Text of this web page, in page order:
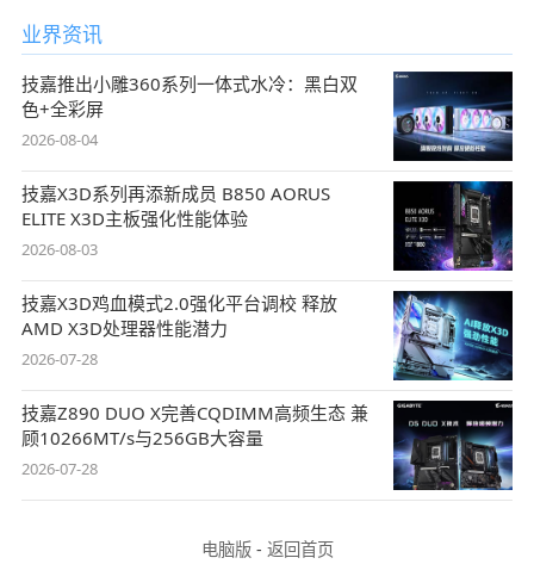
业界资讯
技嘉推出小雕360系列一体式水冷：黑白双
色+全彩屏
2026-08-04
技嘉X3D系列再添新成员 B850 AORUS
ELITE X3D主板强化性能体验
2026-08-03
技嘉X3D鸡血模式2.0强化平台调校 释放
AMD X3D处理器性能潜力
2026-07-28
技嘉Z890 DUO X完善CQDIMM高频生态 兼
顾10266MT/s与256GB大容量
2026-07-28
电脑版- 返回首页